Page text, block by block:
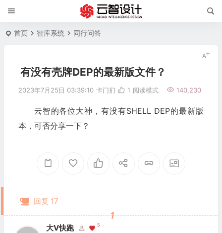
首页 智库系统 同行问答
有没有壳牌DEP的最新版文件？
2023年7月25日 03:39:10 卡门扪 140,230
1 阅读模式
云智的各位大神，有没有SHELL DEP的最新版
本，可否分享一下？
回复 17
大V快跑 5
1